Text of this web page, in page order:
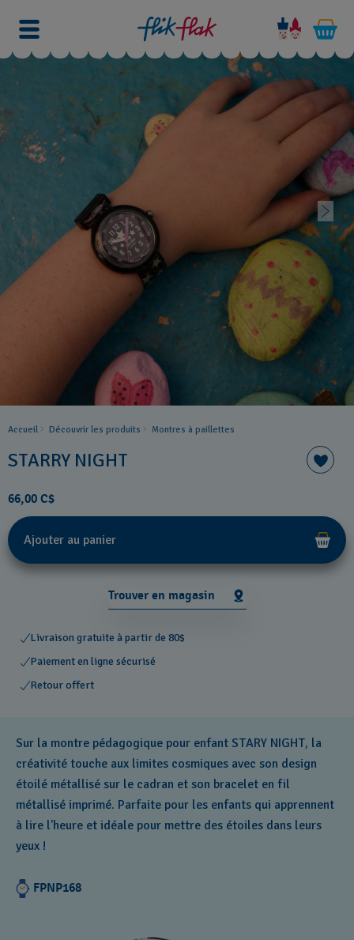
Accueil Découvrir les produits Montres à paillettes
STARRY NIGHT
66,00 C$
Ajouter au panier
Trouver en magasin
Livraison gratuite à partir de 80$
Paiement en ligne sécurisé
Retour offert
Sur la montre pédagogique pour enfant STARY NIGHT, la
créativité touche aux limites cosmiques avec son design
étoilé métallisé sur le cadran et son bracelet en fil
métallisé imprimé. Parfaite pour les enfants qui apprennent
à lire l’heure et idéale pour mettre des étoiles dans leurs
yeux !
FPNP168